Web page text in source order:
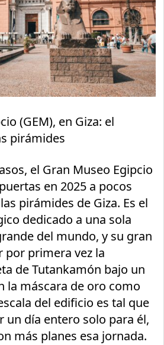
(GEM), en Giza: el
pirámides
el Gran Museo Egipcio
en 2025 a pocos
pirámides de Giza. Es el
dedicado a una sola
del mundo, y su gran
por primera vez la
de Tutankamón bajo un
la máscara de oro como
del edificio es tal que
un día entero solo para él,
más planes esa jornada.